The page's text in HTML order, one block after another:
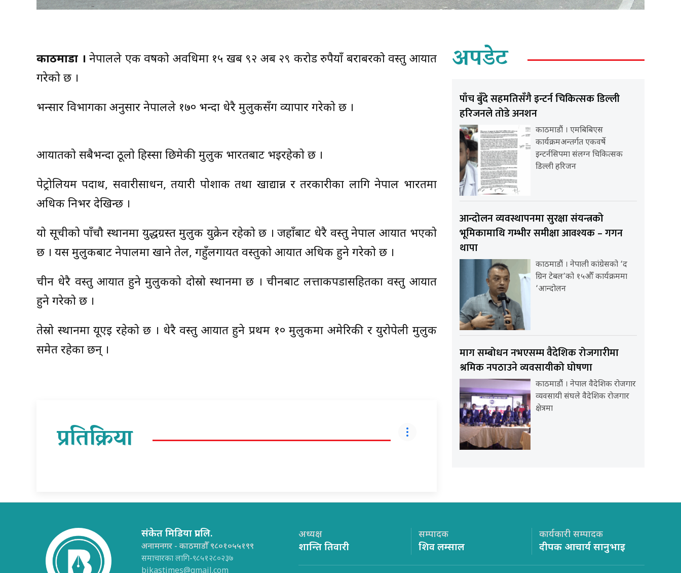
काठमाडौं । नेपालले एक वर्षको अवधिमा १५ खर्ब ९२ अर्ब २९ करोड रुपैयाँ बराबरको वस्तु आयात
गरेको छ ।
भन्सार विभागका अनुसार नेपालले १७० भन्दा धेरै मुलुकसँग व्यापार गरेको छ ।
आयातको सबैभन्दा ठूलो हिस्सा छिमेकी मुलुक भारतबाट भइरहेको छ ।
पेट्रोलियम पदार्थ, सवारीसाधन, तयारी पोशाक तथा खाद्यान्न र तरकारीका लागि नेपाल भारतमा
अधिक निर्भर देखिन्छ ।
यो सूचीको पाँचौ स्थानमा युद्धग्रस्त मुलुक युक्रेन रहेको छ । जहाँबाट धेरै वस्तु नेपाल आयात भएको
छ । यस मुलुकबाट नेपालमा खाने तेल, गहुँलगायत वस्तुको आयात अधिक हुने गरेको छ ।
चीन धेरै वस्तु आयात हुने मुलुकको दोस्रो स्थानमा छ । चीनबाट लत्ताकपडासहितका वस्तु आयात
हुने गरेको छ ।
तेस्रो स्थानमा यूएई रहेको छ । धेरै वस्तु आयात हुने प्रथम १० मुलुकमा अमेरिकी र युरोपेली मुलुक
समेत रहेका छन् ।
प्रतिक्रिया
अपडेट
पाँच बुँदे सहमतिसँगै इन्टर्न चिकित्सक डिल्ली
हरिजनले तोडे अनशन
काठमाडौं । एमबिबिएस
कार्यक्रमअन्तर्गत एकवर्षे
इन्टर्नसिपमा संलग्न चिकित्सक
डिल्ली हरिजन
आन्दोलन व्यवस्थापनमा सुरक्षा संयन्त्रको
भूमिकामाथि गम्भीर समीक्षा आवश्यक – गगन
थापा
काठमाडौं । नेपाली कांग्रेसको ‘द
ग्रिन टेबल’को १५औँ कार्यक्रममा
‘आन्दोलन
माग सम्बोधन नभएसम्म वैदेशिक रोजगारीमा
श्रमिक नपठाउने व्यवसायीको घोषणा
काठमाडौंं । नेपाल वैदेशिक रोजगार
व्यवसायी संघले वैदेशिक रोजगार
क्षेत्रमा
संकेत मिडिया प्रा.लि.
अनामनगर - काठमाडौँ ९८०१०५५१९९
समाचारका लागि-९८५१२८०२३७
अध्यक्ष
शान्ति तिवारी
सम्पादक
शिव लम्साल
कार्यकारी सम्पादक
दीपक आचार्य सानुभाइ